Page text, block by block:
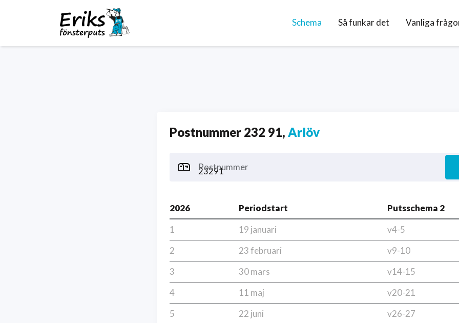
Schema Så funkar det Vanliga
Postnummer 232 91, Arlöv
Postnummer
2026 Periodstart
Putsschema 2
1
19 januari
v4-5
2
23 februari
v9-10
3
30 mars
v14-15
4
11 maj
v20-21
5
22 juni
v26-27